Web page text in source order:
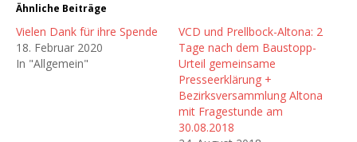
Ähnliche Beiträge
Vielen Dank für ihre Spende
18. Februar 2020
In "Allgemein"
VCD und Prellbock-Altona: 2
Tage nach dem Baustopp-
Urteil gemeinsame
Presseerklärung +
Bezirksversammlung Altona
mit Fragestunde am
30.08.2018